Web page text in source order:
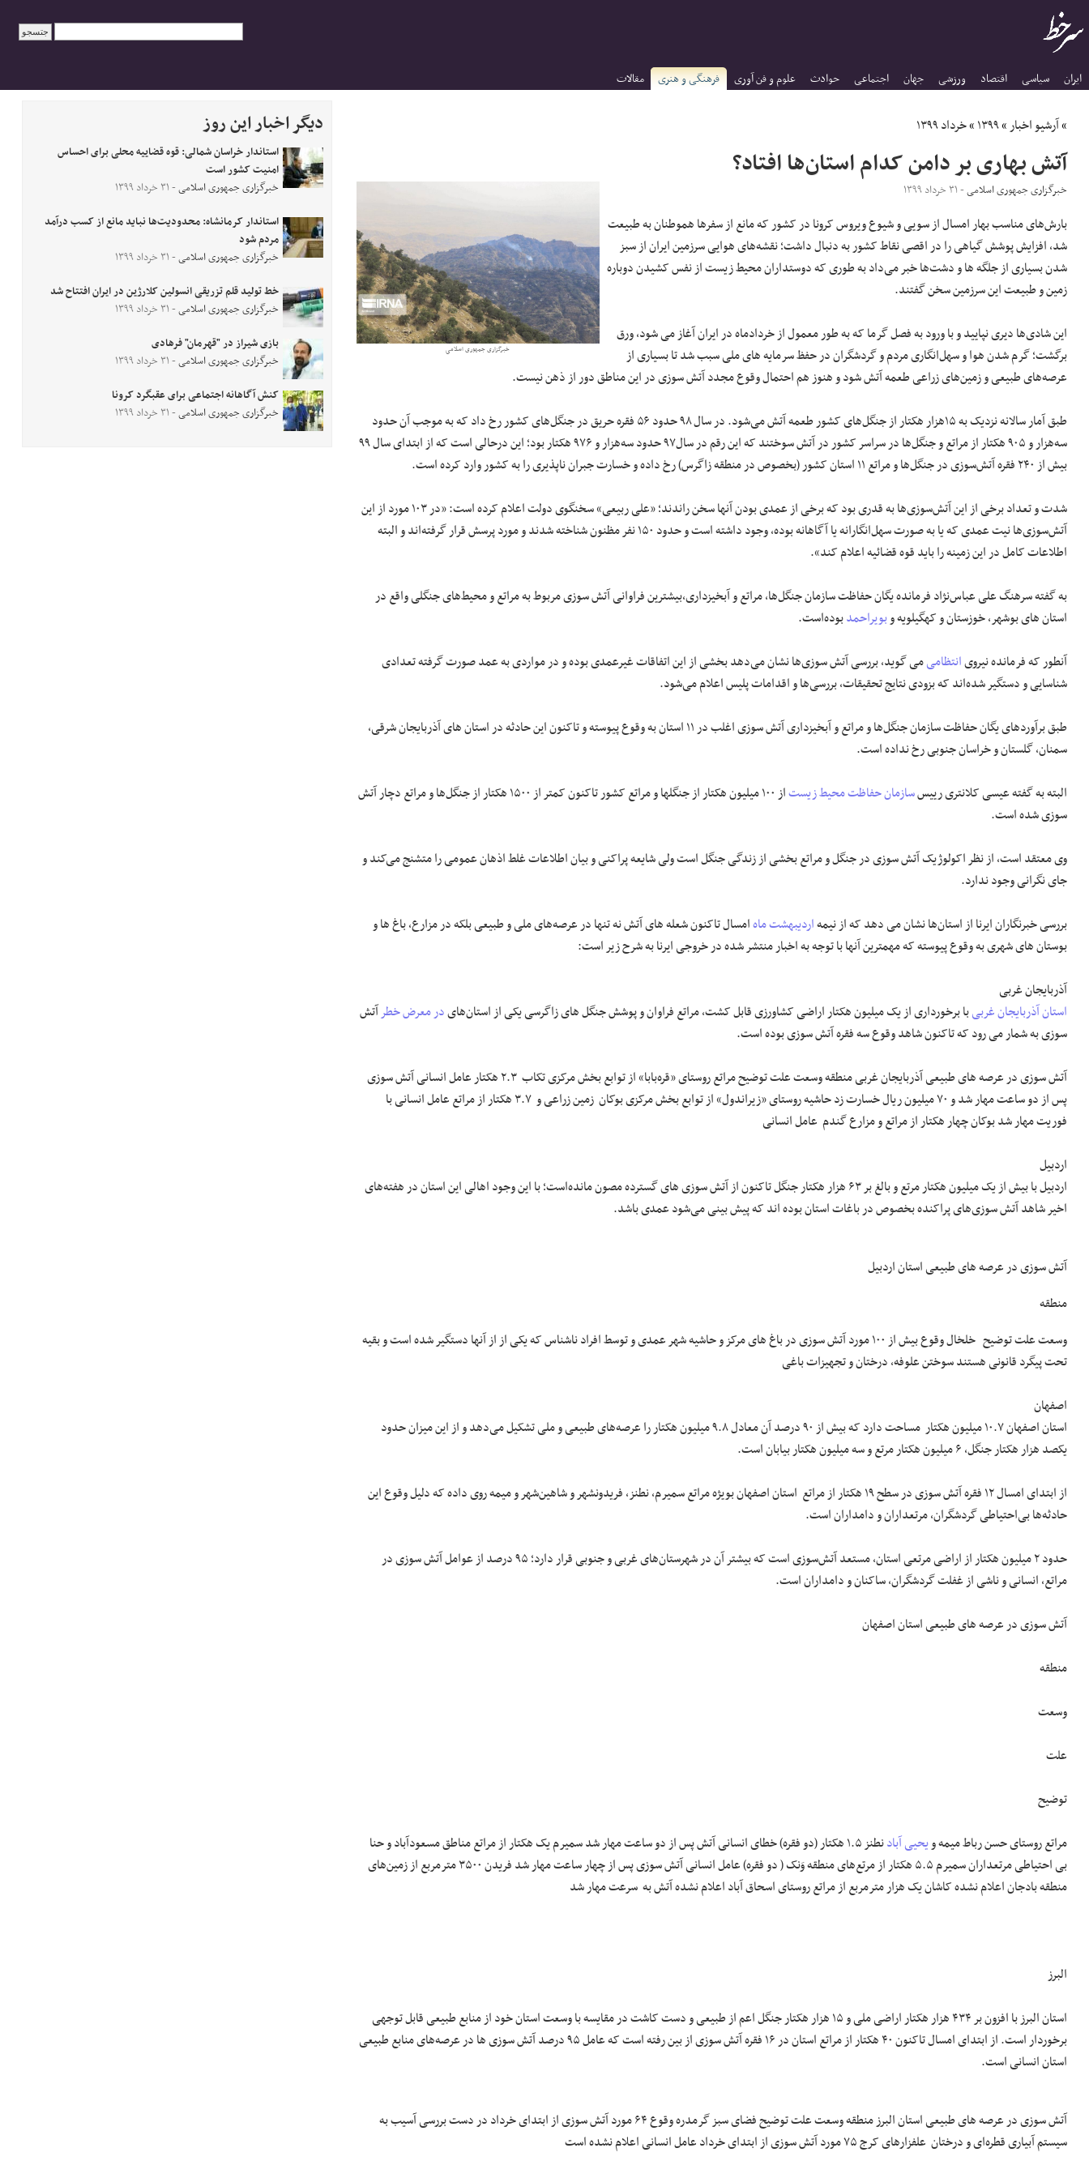
ایران سیاسی اقتصاد ورزشی جهان اجتماعی حوادث علوم و فن آوری فرهنگی و هنری مقالات
»آرشیو اخبار»۱۳۹۹»خرداد ۱۳۹۹
آتش بهاری بر دامن کدام استان‌ها افتاد؟
خبرگزاری جمهوری اسلامی
خبرگزاری جمهوری اسلامی- ۳۱ خرداد ۱۳۹۹
بارش‌های مناسب بهار امسال از سویی و شیوع ویروس کرونا در کشور که مانع از سفرها هموطنان به طبیعت
شد، افزایش پوشش گیاهی را در اقصی نقاط کشور به دنبال داشت؛ نقشه‌های هوایی سرزمین ایران از سبز
شدن بسیاری از جلگه ها و دشت‌ها خبر می‌داد به طوری که دوستداران محیط زیست از نفس کشیدن دوباره
زمین و طبیعت این سرزمین سخن گفتند.
این شادی‌ها دیری نپایید و با ورود به فصل گرما که به طور معمول از خردادماه در ایران آغاز می شود، ورق
برگشت؛ گرم شدن هوا و سهل‌انگاری مردم و گردشگران در حفظ سرمایه های ملی سبب شد تا بسیاری از
عرصه‌های طبیعی و زمین‌های زراعی طعمه آتش شود و هنوز هم احتمال وقوع مجدد آتش سوزی در این مناطق دور از ذهن نیست.
طبق آمار سالانه نزدیک به ۱۵‌هزار هکتار از جنگل‌های کشور طعمه آتش می‌شود. در سال ۹۸ حدود ۵۶ فقره حریق در جنگل‌های کشور رخ داد که به موجب آن حدود
سه‌هزار و ۹۰۵ هکتار از مراتع و جنگل‌ها در سراسر کشور در آتش سوختند که این رقم در سال۹۷ حدود سه‌هزار و ۹۷۶ هکتار بود؛ این درحالی است که از ابتدای سال ۹۹
بیش از ۲۴۰ فقره آتش‌سوزی در جنگل‌ها و مراتع ۱۱ استان کشور (بخصوص در منطقه زاگرس) رخ داده و خسارت جبران ناپذیری را به کشور وارد کرده است.
شدت و تعداد برخی از این آتش‌سوزی‌ها به قدری بود که برخی از عمدی بودن آنها سخن راندند؛ «علی ربیعی» سخنگوی دولت اعلام کرده است: «در ۱۰۳ مورد از این
آتش‌سوزی‌ها نیت عمدی که یا به صورت سهل‌انگارانه یا آگاهانه بوده، وجود داشته است و حدود ۱۵۰ نفر مظنون شناخته شدند و مورد پرسش قرار گرفته‌اند و البته
اطلاعات کامل در این زمینه را باید قوه قضائیه اعلام کند».
به گفته سرهنگ علی عباس‌نژاد فرمانده یگان حفاظت سازمان جنگل‌ها، مراتع و آبخیزداری،بیشترین فراوانی آتش سوزی مربوط به مراتع و محیط‌های جنگلی واقع در
استان های بوشهر، خوزستان و کهگیلویه وبویراحمدبوده‌است.
آنطور که فرمانده نیرویانتظامیمی گوید، بررسی آتش سوزی‌ها نشان می‌دهد بخشی از این اتفاقات غیرعمدی بوده و در مواردی به عمد صورت گرفته تعدادی
شناسایی و دستگیر شده‌اند که بزودی نتایج تحقیقات، بررسی‌ها و اقدامات پلیس اعلام می‌شود.
طبق برآوردهای یگان حفاظت سازمان جنگل‌ها و مراتع و آبخیزداری آتش سوزی اغلب در ۱۱ استان به وقوع پیوسته و تاکنون این حادثه در استان های آذربایجان شرقی،
سمنان، گلستان و خراسان جنوبی رخ نداده است.
البته به گفته عیسی کلانتری رییسسازمان حفاظت محیط زیست
از ۱۰۰ میلیون هکتار از جنگلها و مراتع کشور تاکنون کمتر از ۱۵۰۰ هکتار از جنگل‌ها و مراتع دچار آتش
سوزی شده است.
وی معتقد است، از نظر اکولوژیک آتش سوزی در جنگل و مراتع بخشی از زندگی جنگل است ولی شایعه پراکنی و بیان اطلاعات غلط اذهان عمومی را متشنج می‌کند و
جای نگرانی وجود ندارد.
بررسی خبرنگاران ایرنا از استان‌ها نشان می دهد که از نیمهاردیبهشت ماهامسال تاکنون شعله های آتش نه تنها در عرصه‌های ملی و طبیعی بلکه در مزارع، باغ ها و
بوستان های شهری به وقوع پیوسته که مهمترین آنها با توجه به اخبار منتشر شده در خروجی ایرنا به شرح زیر است:
آذربایجان غربی
استان آذربایجان غربیبا برخورداری از یک میلیون هکتار اراضی کشاورزی قابل کشت، مراتع فراوان و پوشش جنگل های زاگرسی یکی از استان‌هایدر معرض خطرآتش
سوزی به شمار می رود که تاکنون شاهد وقوع سه فقره آتش سوزی بوده است.
آتش سوزی در عرصه های طبیعی آذربایجان غربی منطقه وسعت علت توضیح مراتع روستای «قره‌بابا» از توابع بخش مرکزی تکاب ۲.۳ هکتار عامل انسانی آتش سوزی
پس از دو ساعت مهار شد و ۷۰ میلیون ریال خسارت زد حاشیه روستای «زیراندول» از توابع بخش مرکزی بوکان زمین زراعی و ۳.۷ هکتار از مراتع عامل انسانی با
فوریت مهار شد بوکان چهار هکتار از مراتع و مزارع گندم عامل انسانی
اردبیل
اردبیل با بیش از یک میلیون هکتار مرتع و بالغ بر ۶۳ هزار هکتار جنگل تاکنون از آتش سوزی های گسترده مصون مانده‌است؛ با این وجود اهالی این استان در هفته‌های
اخیر شاهد آتش سوزی‌های پراکنده بخصوص در باغات استان بوده اند که پیش بینی می‌شود عمدی باشد.
آتش سوزی در عرصه های طبیعی استان اردبیل
منطقه
وسعت علت توضیح خلخال وقوع بیش از ۱۰۰ مورد آتش سوزی در باغ های مرکز و حاشیه شهر عمدی و توسط افراد ناشناس که یکی از از آنها دستگیر شده است و بقیه
تحت پیگرد قانونی هستند سوختن علوفه، درختان و تجهیزات باغی
اصفهان
استان اصفهان ۱۰.۷ میلیون هکتار مساحت دارد که بیش از ۹۰ درصد آن معادل ۹.۸ میلیون هکتار را عرصه‌های طبیعی و ملی تشکیل می‌دهد و از این میزان حدود
یکصد هزار هکتار جنگل، ۶ میلیون هکتار مرتع و سه میلیون هکتار بیابان است.
از ابتدای امسال ۱۲ فقره آتش سوزی در سطح ۱۹ هکتار از مراتع استان اصفهان بویژه مراتع سمیرم، نطنز، فریدونشهر و شاهین‌شهر و میمه روی داده که دلیل وقوع این
حادثه‌ها بی‌احتیاطی گردشگران، مرتعداران و دامداران است.
حدود ۲ میلیون هکتار از اراضی مرتعی استان، مستعد آتش‌سوزی است که بیشتر آن در شهرستان‌های غربی و جنوبی قرار دارد؛ ۹۵ درصد از عوامل آتش سوزی در
مراتع، انسانی و ناشی از غفلت گردشگران، ساکنان و دامداران است.
آتش سوزی در عرصه های طبیعی استان اصفهان
منطقه
وسعت
علت
توضیح
مراتع روستای حسن رباط میمه ویحیی آباد
نطنز ۱.۵ هکتار (دو فقره) خطای انسانی آتش پس از دو ساعت مهار شد سمیرم یک هکتار از مراتع مناطق مسعودآباد و حنا
بی احتیاطی مرتعداران سمیرم ۵.۵ هکتار از مرتع‌های منطقه وَنک ( دو فقره) عامل انسانی آتش سوزی پس از چهار ساعت مهار شد فریدن ۳۵۰۰ مترمربع از زمین‌های
منطقه بادجان اعلام نشده کاشان یک هزار مترمربع از مراتع روستای اسحاق آباد اعلام نشده آتش به سرعت مهار شد
البرز
استان البرز با افزون بر ۴۳۴ هزار هکتار اراضی ملی و ۱۵ هزار هکتار جنگل اعم از طبیعی و دست کاشت در مقایسه با وسعت استان خود از منابع طبیعی قابل توجهی
برخوردار است. از ابتدای امسال تاکنون ۴۰ هکتار از مراتع استان در ۱۶ فقره آتش سوزی از بین رفته است که عامل ۹۵ درصد آتش سوزی ها در عرصه‌های منابع طبیعی
استان انسانی است.
آتش سوزی در عرصه های طبیعی استان البرز منطقه وسعت علت توضیح فضای سبز گرمدره وقوع ۶۴ مورد آتش سوزی از ابتدای خرداد در دست بررسی آسیب به
سیستم آبیاری قطره‌ای و درختان علفزارهای کرج ۷۵ مورد آتش سوزی از ابتدای خرداد عامل انسانی اعلام نشده است
دیگر اخبار این روز
استاندار خراسان شمالی: قوه قضاییه محلی برای احساس
امنیت کشور است
خبرگزاری جمهوری اسلامی- ۳۱ خرداد ۱۳۹۹
استاندار کرمانشاه: محدودیت‌ها نباید مانع از کسب درآمد
مردم شود
خبرگزاری جمهوری اسلامی- ۳۱ خرداد ۱۳۹۹
خط تولید قلم تزریقی انسولین کلارژین در ایران افتتاح شد
خبرگزاری جمهوری اسلامی- ۳۱ خرداد ۱۳۹۹
بازی شیراز در "قهرمان" فرهادی
خبرگزاری جمهوری اسلامی- ۳۱ خرداد ۱۳۹۹
کنش آگاهانه اجتماعی برای عقبگرد کرونا
خبرگزاری جمهوری اسلامی- ۳۱ خرداد ۱۳۹۹